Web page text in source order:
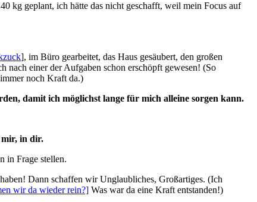
kg geplant, ich hätte das nicht geschafft, weil mein Focus auf
], im Büro gearbeitet, das Haus gesäubert, den großen
nach einer der Aufgaben schon erschöpft gewesen! (So
noch Kraft da.)
damit ich möglichst lange für mich alleine sorgen kann.
mir, in dir.
in Frage stellen.
Dann schaffen wir Unglaubliches, Großartiges. (Ich
wir da wieder rein?] Was war da eine Kraft entstanden!)